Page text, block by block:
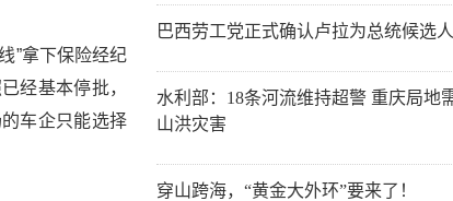
”拿下保险经纪
经基本停批，
车企只能选择
巴西劳工党正式确认卢拉为总统候选人
水利部：18条河流维持超警 重庆局地
山洪灾害
穿山跨海，“黄金大外环”要来了！